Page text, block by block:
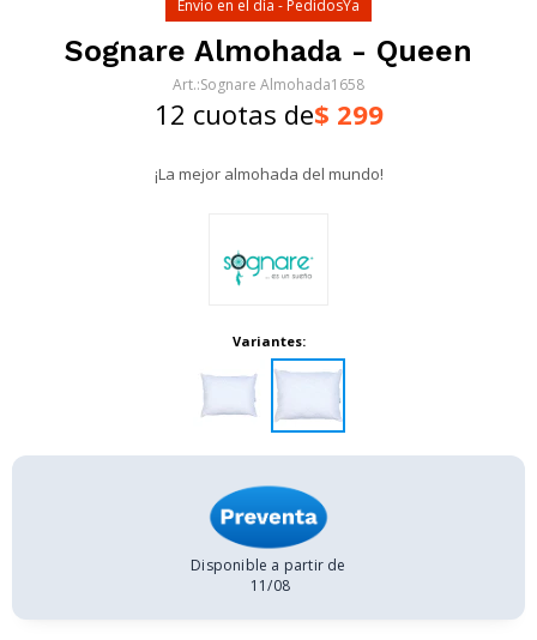
Envío en el día - PedidosYa
Sognare Almohada - Queen
Sognare Almohada1658
12 cuotas de$ 299
¡La mejor almohada del mundo!
Variantes:
Disponible a partir de
11/08